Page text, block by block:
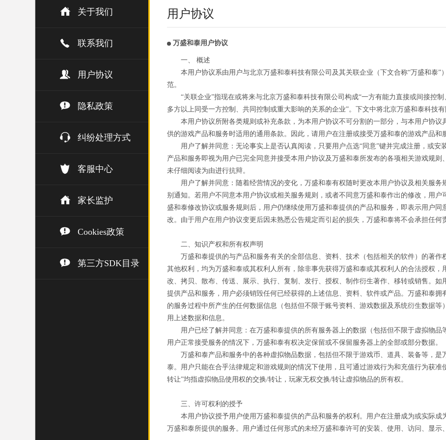
关于我们
联系我们
用户协议
隐私政策
纠纷处理方式
客服中心
家长监护
Cookies政策
第三方SDK目录
用户协议
万盛和泰用户协议
一、 概述
本用户协议系由用户与北京万盛和泰科技有限公司及其关联企业（下文合称“万盛和泰”
范。
“关联企业”指现在或将来与北京万盛和泰科技有限公司构成“一方有能力直接或间接控
多方以上同受一方控制、共同控制或重大影响的关系的企业”。下文中将北京万盛和泰科技有
本用户协议所附各类规则或补充条款，为本用户协议不可分割的一部分，与本用户协议
供的游戏产品和服务时适用的通用条款。因此，请用户在注册或接受万盛和泰的游戏产品和
用户了解并同意：无论事实上是否认真阅读，只要用户点选“同意”键并完成注册，或安
产品和服务即视为用户已完全同意并接受本用户协议及万盛和泰所发布的各项相关游戏规则
未仔细阅读为由进行抗辩。
用户了解并同意：随着经营情况的变化，万盛和泰有权随时更改本用户协议及相关服务
别通知。若用户不同意本用户协议或相关服务规则，或者不同意万盛和泰作出的修改，用户
盛和泰修改协议或服务规则后，用户仍继续使用万盛和泰提供的产品和服务，即表示用户
改。由于用户在用户协议变更后因未熟悉公告规定而引起的损失，万盛和泰将不会承担任何
二、知识产权和所有权声明
万盛和泰提供的与产品和服务有关的全部信息、资料、技术（包括相关的软件）的著作
其他权利，均为万盛和泰或其权利人所有，除非事先获得万盛和泰或其权利人的合法授权，
改、拷贝、散布、传送、展示、执行、复制、发行、授权、制作衍生著作、移转或销售。如
提供产品和服务，用户必须销毁任何已经获得的上述信息、资料、软件或产品。万盛和泰拥
的服务过程中所产生的任何数据信息（包括但不限于账号资料、游戏数据及系统衍生数据等
用上述数据和信息。
用户已经了解并同意：在万盛和泰提供的所有服务器上的数据（包括但不限于虚拟物品
用户正常接受服务的情况下，万盛和泰有权决定保留或不保留服务器上的全部或部分数据。
万盛和泰产品和服务中的各种虚拟物品数据，包括但不限于游戏币、道具、装备等，
泰。用户只能在合乎法律规定和游戏规则的情况下使用，且可通过游戏行为和充值行为获准
转让”均指虚拟物品使用权的交换/转让，玩家无权交换/转让虚拟物品的所有权。
三、许可权利的授予
本用户协议授予用户使用万盛和泰提供的产品和服务的权利。用户在注册成为或实际成
万盛和泰所提供的服务。用户通过任何形式的未经万盛和泰许可的安装、使用、访问、显示